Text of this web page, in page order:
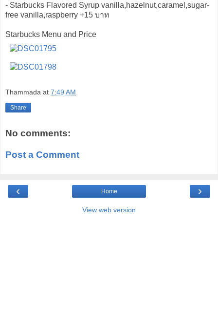
- Starbucks Flavored Syrup vanilla,hazelnut,caramel,sugar-
free vanilla,raspberry +15 บาท
Starbucks Menu and Price
Thammada at 7:49 AM
Share
No comments:
Post a Comment
‹ ›
Home
View web version